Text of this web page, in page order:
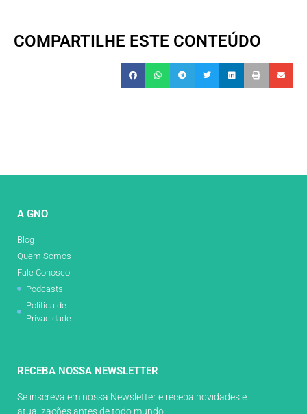
COMPARTILHE ESTE CONTEÚDO
A GNO
Blog
Quem Somos
Fale Conosco
Podcasts
Política de
Privacidade
RECEBA NOSSA NEWSLETTER
Se inscreva em nossa Newsletter e receba novidades e
atualizações antes de todo mundo